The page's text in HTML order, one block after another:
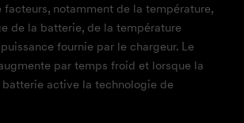
notamment de la température,
de la batterie, de la température
fournie par le chargeur. Le
par temps froid et lorsque la
active la technologie de